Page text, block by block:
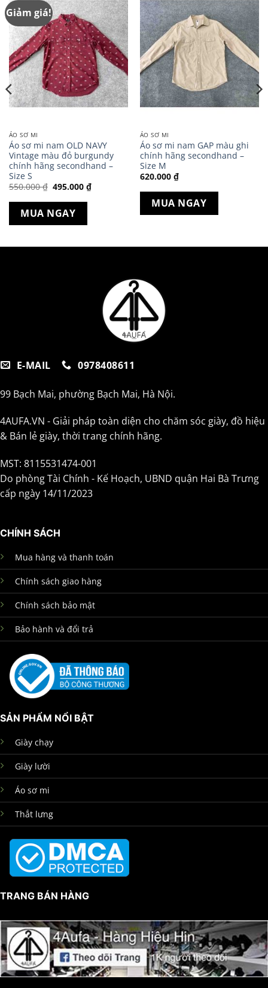
Giảm giá!
ÁO SƠ MI
Áo sơ mi nam OLD NAVY
Vintage màu đỏ burgundy
chính hãng secondhand –
Size S
550.000₫ Giá
là:
550.000 ₫.
495.000 ₫Giá
hiện
MUA NGAY
ÁO SƠ MI
Áo sơ mi nam GAP màu ghi
chính hãng secondhand –
Size M
620.000 ₫
MUA NGAY
E-MAIL 0978408611
99 Bạch Mai, phường Bạch Mai, Hà Nội.
4AUFA.VN - Giải pháp toàn diện cho chăm sóc giày, đồ hiệu
& Bán lẻ giày, thời trang chính hãng.
MST: 8115531474-001
Do phòng Tài Chính - Kế Hoạch, UBND quận Hai Bà Trưng
cấp ngày 14/11/2023
CHÍNH SÁCH
Mua hàng và thanh toán
Chính sách giao hàng
Chính sách bảo mật
Bảo hành và đổi trả
SẢN PHẨM NỔI BẬT
Giày chạy
Giày lười
Áo sơ mi
Thắt lưng
TRANG BÁN HÀNG